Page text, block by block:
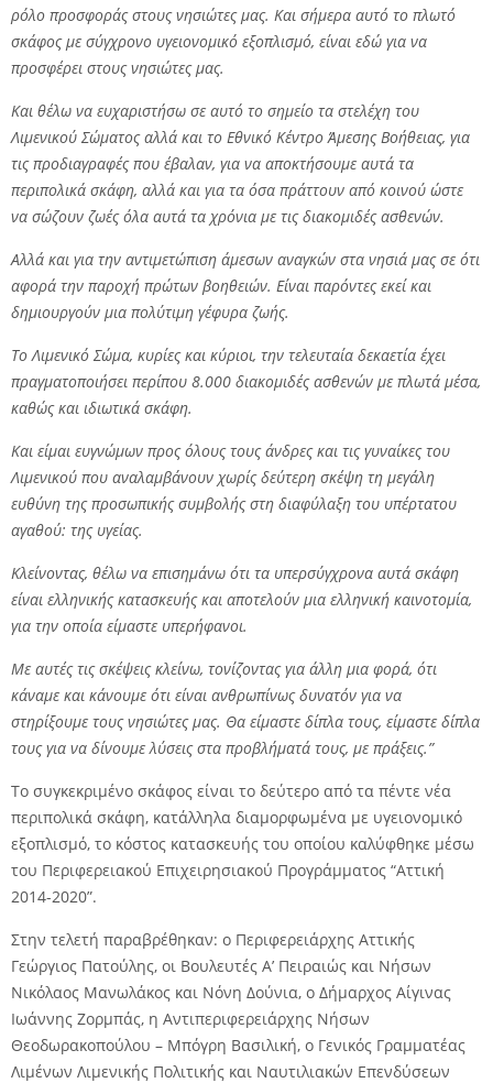
ρόλο προσφοράς στους νησιώτες μας. Και σήμερα αυτό το πλωτό
σκάφος με σύγχρονο υγειονομικό εξοπλισμό, είναι εδώ για να
προσφέρει στους νησιώτες μας.
Και θέλω να ευχαριστήσω σε αυτό το σημείο τα στελέχη του
Λιμενικού Σώματος αλλά και το Εθνικό Κέντρο Άμεσης Βοήθειας, για
τις προδιαγραφές που έβαλαν, για να αποκτήσουμε αυτά τα
περιπολικά σκάφη, αλλά και για τα όσα πράττουν από κοινού ώστε
να σώζουν ζωές όλα αυτά τα χρόνια με τις διακομιδές ασθενών.
Αλλά και για την αντιμετώπιση άμεσων αναγκών στα νησιά μας σε ότι
αφορά την παροχή πρώτων βοηθειών. Είναι παρόντες εκεί και
δημιουργούν μια πολύτιμη γέφυρα ζωής.
Το Λιμενικό Σώμα, κυρίες και κύριοι, την τελευταία δεκαετία έχει
πραγματοποιήσει περίπου 8.000 διακομιδές ασθενών με πλωτά μέσα,
καθώς και ιδιωτικά σκάφη.
Και είμαι ευγνώμων προς όλους τους άνδρες και τις γυναίκες του
Λιμενικού που αναλαμβάνουν χωρίς δεύτερη σκέψη τη μεγάλη
ευθύνη της προσωπικής συμβολής στη διαφύλαξη του υπέρτατου
αγαθού: της υγείας.
Κλείνοντας, θέλω να επισημάνω ότι τα υπερσύγχρονα αυτά σκάφη
είναι ελληνικής κατασκευής και αποτελούν μια ελληνική καινοτομία,
για την οποία είμαστε υπερήφανοι.
Με αυτές τις σκέψεις κλείνω, τονίζοντας για άλλη μια φορά, ότι
κάναμε και κάνουμε ότι είναι ανθρωπίνως δυνατόν για να
στηρίξουμε τους νησιώτες μας. Θα είμαστε δίπλα τους, είμαστε δίπλα
τους για να δίνουμε λύσεις στα προβλήματά τους, με πράξεις.”
Το συγκεκριμένο σκάφος είναι το δεύτερο από τα πέντε νέα
περιπολικά σκάφη, κατάλληλα διαμορφωμένα με υγειονομικό
εξοπλισμό, το κόστος κατασκευής του οποίου καλύφθηκε μέσω
του Περιφερειακού Επιχειρησιακού Προγράμματος “Αττική
2014-2020”.
Στην τελετή παραβρέθηκαν: ο Περιφερειάρχης Αττικής
Γεώργιος Πατούλης, οι Βουλευτές Α’ Πειραιώς και Νήσων
Νικόλαος Μανωλάκος και Νόνη Δούνια, ο Δήμαρχος Αίγινας
Ιωάννης Ζορμπάς, η Αντιπεριφερειάρχης Νήσων
Θεοδωρακοπούλου – Μπόγρη Βασιλική, ο Γενικός Γραμματέας
Λιμένων Λιμενικής Πολιτικής και Ναυτιλιακών Επενδύσεων